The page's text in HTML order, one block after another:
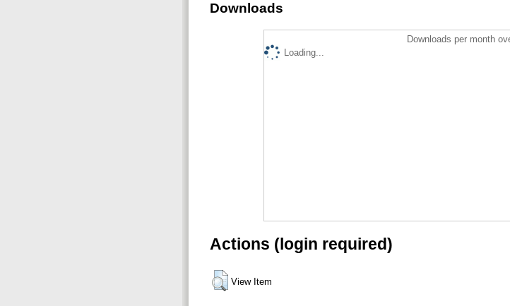
Downloads
Downloads per month
Loading...
Actions (login required)
View Item